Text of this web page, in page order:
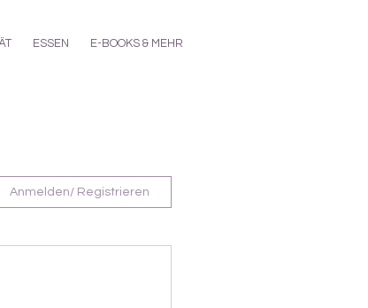
ESSEN E-BOOKS & MEHR
Anmelden/ Registrieren